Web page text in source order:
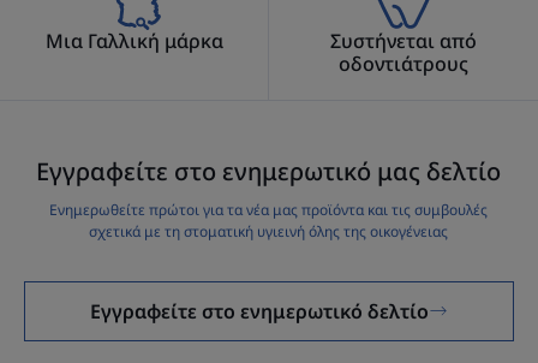
Μια Γαλλική μάρκα
Συστήνεται από
οδοντιάτρους
Εγγραφείτε στο ενημερωτικό μας δελτίο
Ενημερωθείτε πρώτοι για τα νέα μας προϊόντα και τις συμβουλές
σχετικά με τη στοματική υγιεινή όλης της οικογένειας
Εγγραφείτε στο ενημερωτικό δελτίο